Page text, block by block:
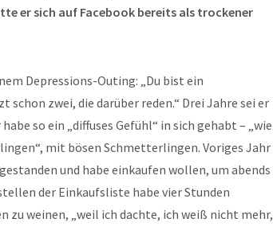
er sich auf Facebook bereits als trockener
Depressions-Outing: „Du bist ein
zwei, die darüber reden.“ Drei Jahre sei er
so ein „diffuses Gefühl“ in sich gehabt – „wie
mit bösen Schmetterlingen. Voriges Jahr
und habe einkaufen wollen, um abends
der Einkaufsliste habe vier Stunden
zu weinen, „weil ich dachte, ich weiß nicht mehr,